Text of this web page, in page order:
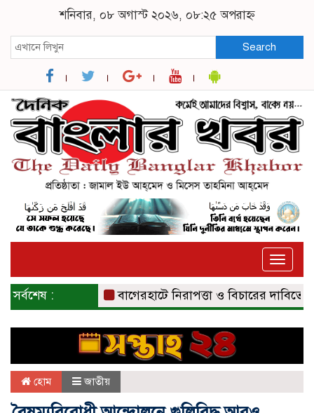
শনিবার, ০৮ অগাস্ট ২০২৬, ০৮:২৫ অপরাহ্ন
Search
Toggle
সর্বশেষ : বাগেরহাটে নিরাপত্তা ও বিচারের দাবিতে
হোম জাতীয়